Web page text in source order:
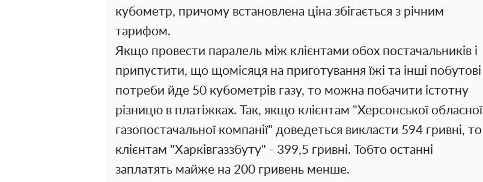
кубометр, причому встановлена ціна збігається з річним
тарифом.
Якщо провести паралель між клієнтами обох постачальників і
припустити, що щомісяця на приготування їжі та інші побутові
потреби йде 50 кубометрів газу, то можна побачити істотну
різницю в платіжках. Так, якщо клієнтам "Херсонської обласної
газопостачальної компанії" доведеться викласти 594 гривні, то
клієнтам "Харківгаззбуту" - 399,5 гривні. Тобто останні
заплатять майже на 200 гривень менше.